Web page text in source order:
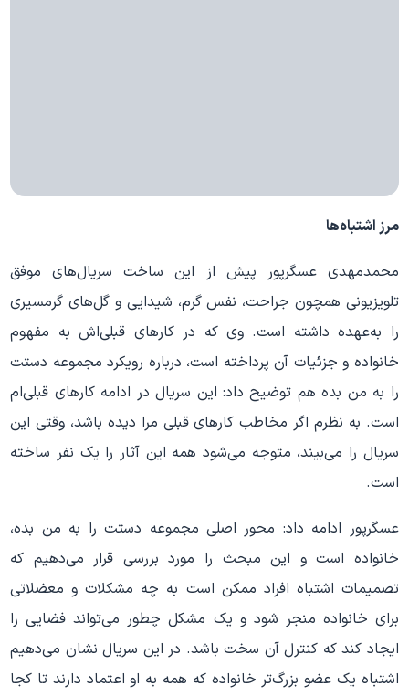
مرز اشتباهها
محمدمهدی عسگرپور پیش از این ساخت سریالهای موفق
تلویزیونی همچون جراحت، نفس گرم، شیدایی و گلهای گرمسیری
را بهعهده داشته است. وی که در کارهای قبلیاش به مفهوم
خانواده و جزئیات آن پرداخته است، درباره رویکرد مجموعه دستت
را به من بده هم توضیح داد: این سریال در ادامه کارهای قبلیام
است. به نظرم اگر مخاطب کارهای قبلی مرا دیده باشد، وقتی این
سریال را میبیند، متوجه میشود همه این آثار را یک نفر ساخته
است.
عسگرپور ادامه داد: محور اصلی مجموعه دستت را به من بده،
خانواده است و این مبحث را مورد بررسی قرار میدهیم که
تصمیمات اشتباه افراد ممکن است به چه مشکلات و معضلاتی
برای خانواده منجر شود و یک مشکل چطور میتواند فضایی را
ایجاد کند که کنترل آن سخت باشد. در این سریال نشان میدهیم
اشتباه یک عضو بزرگتر خانواده که همه به او اعتماد دارند تا کجا